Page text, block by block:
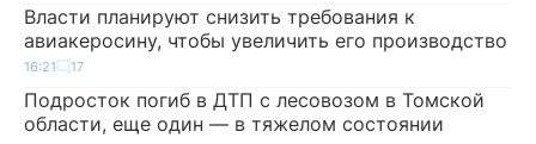
Власти планируют снизить требования к
авиакеросину, чтобы увеличить его производство
16:21 17
Подросток погиб в ДТП с лесовозом в Томской
области, еще один — в тяжелом состоянии